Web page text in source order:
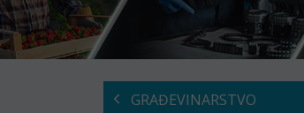
GRAĐEVINARSTVO